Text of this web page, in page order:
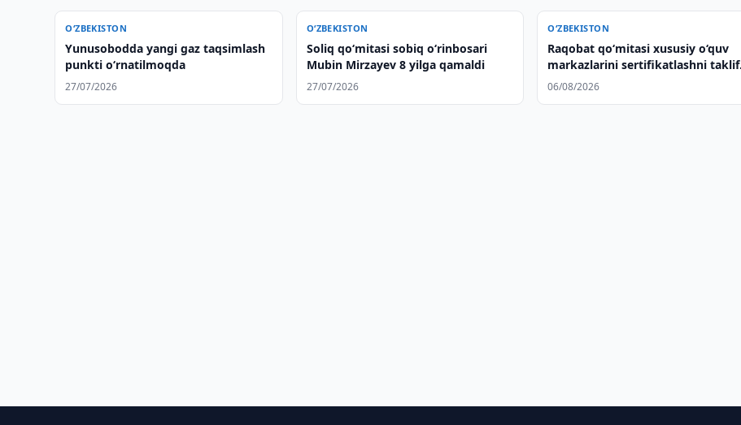
O‘ZBEKISTON
Yunusobodda yangi gaz taqsimlash
punkti o‘rnatilmoqda
27/07/2026
O‘ZBEKISTON
Soliq qo‘mitasi sobiq o‘rinbosari
Mubin Mirzayev 8 yilga qamaldi
27/07/2026
O‘ZBEKISTON
Raqobat qo‘mitasi xususiy o‘quv
markazlarini sertifikatlashni taklif
qildi
06/08/2026